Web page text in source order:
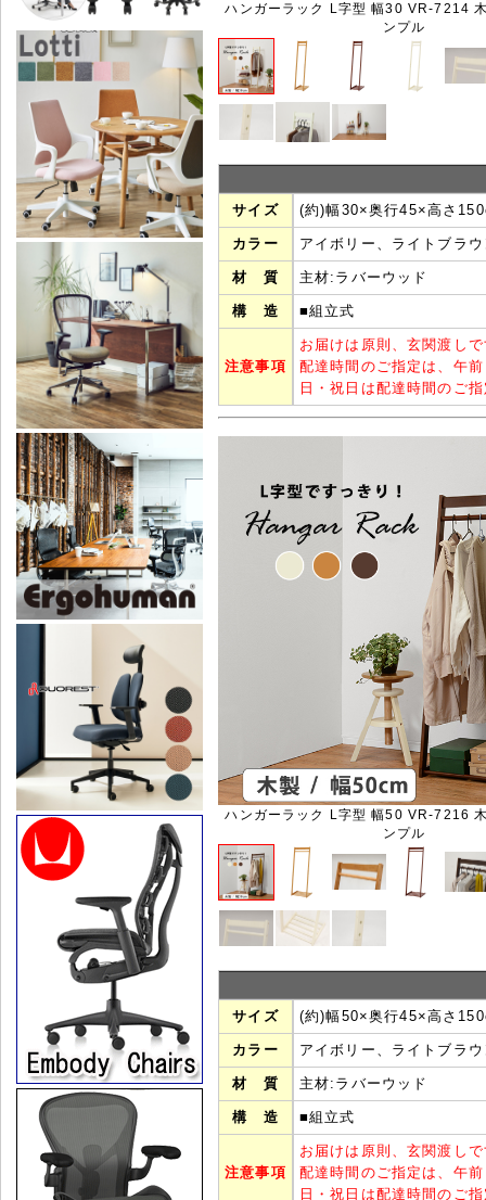
ハンガーラック L字型 幅30 VR-7214
ンプル
サイズ (約)幅30×奥行45×高さ
カラー アイボリー、ライトブラ
材 質 主材:ラバーウッド
構 造 ■組立式
注意事項
お届けは原則、玄関渡し
配達時間のご指定は、午
日・祝日は配達時間のご
ハンガーラック L字型 幅50 VR-7216
ンプル
サイズ (約)幅50×奥行45×高さ
カラー アイボリー、ライトブラ
材 質 主材:ラバーウッド
構 造 ■組立式
注意事項
お届けは原則、玄関渡し
配達時間のご指定は、午
日・祝日は配達時間のご